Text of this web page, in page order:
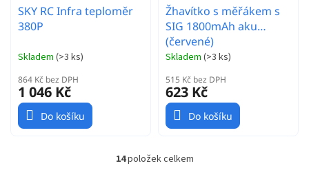
SKY RC Infra teploměr
380P
Skladem (>3 ks)
864 Kč bez DPH
1 046 Kč
Do košíku
Žhavítko s měřákem s
SIG 1800mAh aku
(červené)
Skladem (>3 ks)
515 Kč bez DPH
623 Kč
Do košíku
O
14položek celkem